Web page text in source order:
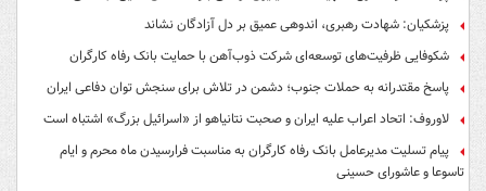
پزشکیان: شهادت رهبری، اندوهی عمیق بر دل آزادگان نشاند
شکوفایی ظرفیت‌های توسعه‌ای شرکت ذوب‌آهن با حمایت‌ بانک رفاه کارگران
پاسخ مقتدرانه به حملات جنوب؛ دشمن در تلاش برای سنجش توان دفاعی ایران
لاوروف: اتحاد اعراب علیه ایران و صحبت نتانیاهو از «اسرائیل بزرگ» اشتباه است
پیام تسلیت مدیرعامل بانک رفاه کارگران به مناسبت فرارسیدن ماه محرم و ایام
تاسوعا و عاشورای حسینی